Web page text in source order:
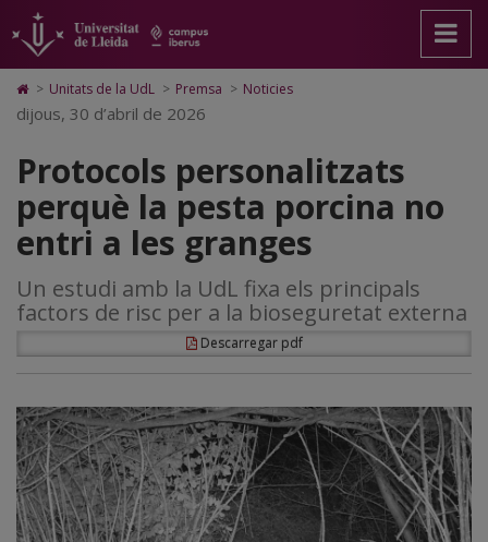
Protocols
personalitzats
perquè
la
pesta
porcina
no
entri
a
granges
pàgina
principal.
Universitat
Lleida
contingut
principal
Mapa
Web.
Universitat
Cerca
Accessibilitat.
Universitat
Lleida
Icono
de
Home
ir
a
la
página
de
inicio
> Unitats de la UdL > Premsa > Noticies
dijous, 30 d’abril de 2026
Protocols personalitzats
perquè la pesta porcina no
entri a les granges
Un estudi amb la UdL fixa els principals
factors de risc per a la bioseguretat externa
Descarregar pdf